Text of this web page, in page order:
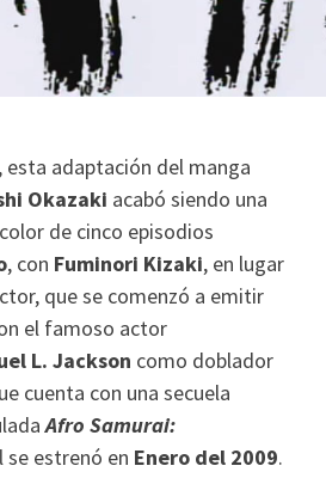
adaptación del manga
Okazaki acabó siendo una
de cinco episodios
, con Fuminori Kizaki, en lugar
que se comenzó a emitir
el famoso actor
L. Jackson como doblador
cuenta con una secuela
Afro Samurai:
se estrenó en Enero del 2009.